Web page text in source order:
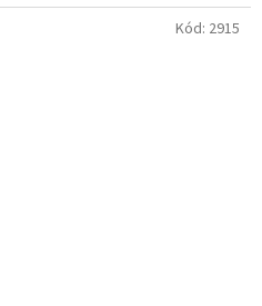
Kód: 2915